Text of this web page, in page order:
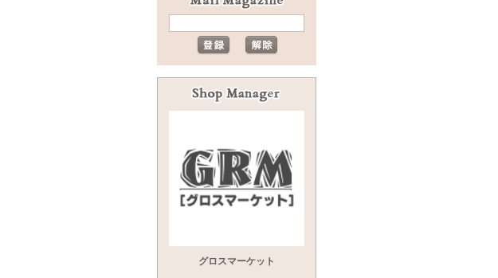
グロスマーケット